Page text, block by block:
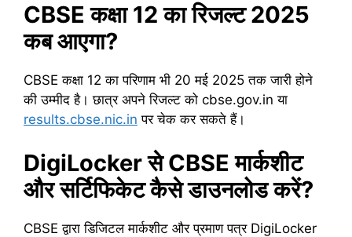
CBSE कक्षा 12 का रिजल्ट 2025
कब आएगा?
CBSE कक्षा 12 का परिणाम भी 20 मई 2025 तक जारी होने
की उम्मीद है। छात्र अपने रिजल्ट को cbse.gov.in या
results.cbse.nic.in पर चेक कर सकते हैं।
DigiLocker से CBSE मार्कशीट
और सर्टिफिकेट कैसे डाउनलोड करें?
CBSE द्वारा डिजिटल मार्कशीट और प्रमाण पत्र DigiLocker